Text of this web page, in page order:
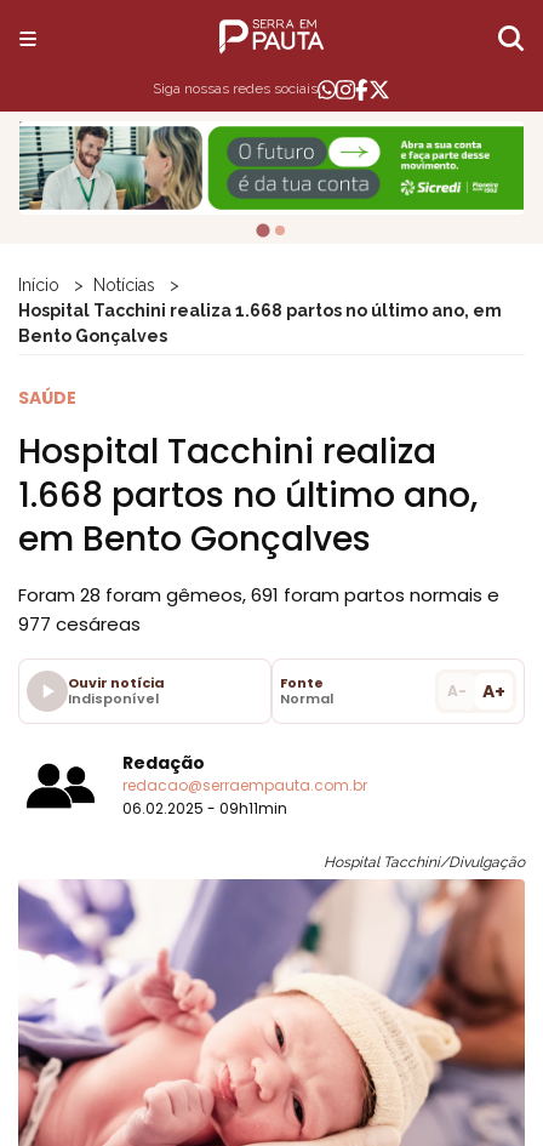
Siga nossas redes sociais
Início
Notícias
Hospital Tacchini realiza 1.668 partos no último ano, em
Bento Gonçalves
SAÚDE
Hospital Tacchini realiza
1.668 partos no último ano,
em Bento Gonçalves
Foram 28 foram gêmeos, 691 foram partos normais e
977 cesáreas
Ouvir notícia
Indisponível
Fonte
Normal
A- A+
Redação
redacao@serraempauta.com.br
06.02.2025 - 09h11min
Hospital Tacchini/Divulgação